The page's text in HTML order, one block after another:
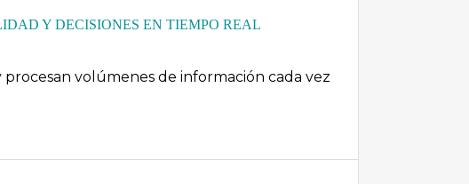
Y DECISIONES EN TIEMPO REAL
volúmenes de información cada vez